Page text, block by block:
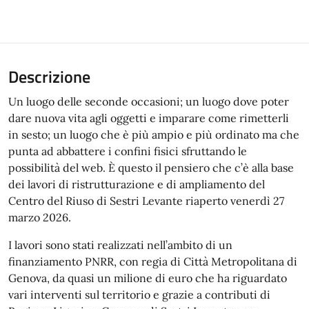
Descrizione
Un luogo delle seconde occasioni; un luogo dove poter
dare nuova vita agli oggetti e imparare come rimetterli
in sesto; un luogo che è più ampio e più ordinato ma che
punta ad abbattere i confini fisici sfruttando le
possibilità del web. È questo il pensiero che c’è alla base
dei lavori di ristrutturazione e di ampliamento del
Centro del Riuso di Sestri Levante riaperto venerdì 27
marzo 2026.
I lavori sono stati realizzati nell’ambito di un
finanziamento PNRR, con regia di Città Metropolitana di
Genova, da quasi un milione di euro che ha riguardato
vari interventi sul territorio e grazie a contributi di